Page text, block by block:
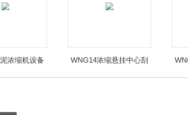
浓缩机设备
WNG14浓缩悬挂中心刮
吸泥机